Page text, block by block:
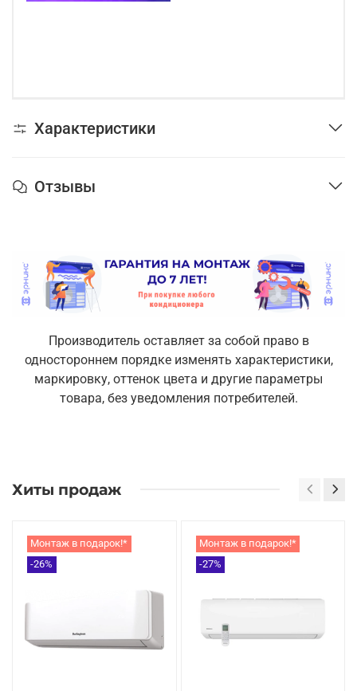
Характеристики
Отзывы
Производитель оставляет за собой право в
одностороннем порядке изменять характеристики,
маркировку, оттенок цвета и другие параметры
товара, без уведомления потребителей.
Хиты продаж
Монтаж в подарок!*
-26%
Монтаж в подарок!*
-27%